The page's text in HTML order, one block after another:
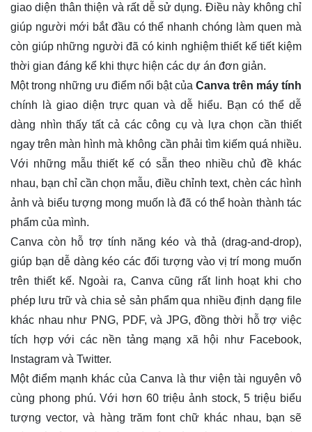
giao diện thân thiện và rất dễ sử dụng. Điều này không chỉ
giúp người mới bắt đầu có thể nhanh chóng làm quen mà
còn giúp những người đã có kinh nghiệm thiết kế tiết kiệm
thời gian đáng kể khi thực hiện các dự án đơn giản.
Một trong những ưu điểm nổi bật của Canva trên máy tính
chính là giao diện trực quan và dễ hiểu. Bạn có thể dễ
dàng nhìn thấy tất cả các công cụ và lựa chọn cần thiết
ngay trên màn hình mà không cần phải tìm kiếm quá nhiều.
Với những mẫu thiết kế có sẵn theo nhiều chủ đề khác
nhau, bạn chỉ cần chọn mẫu, điều chỉnh text, chèn các hình
ảnh và biểu tượng mong muốn là đã có thể hoàn thành tác
phẩm của mình.
Canva còn hỗ trợ tính năng kéo và thả (drag-and-drop),
giúp bạn dễ dàng kéo các đối tượng vào vị trí mong muốn
trên thiết kế. Ngoài ra, Canva cũng rất linh hoạt khi cho
phép lưu trữ và chia sẻ sản phẩm qua nhiều định dạng file
khác nhau như PNG, PDF, và JPG, đồng thời hỗ trợ việc
tích hợp với các nền tảng mạng xã hội như Facebook,
Instagram và Twitter.
Một điểm mạnh khác của Canva là thư viện tài nguyên vô
cùng phong phú. Với hơn 60 triệu ảnh stock, 5 triệu biểu
tượng vector, và hàng trăm font chữ khác nhau, bạn sẽ